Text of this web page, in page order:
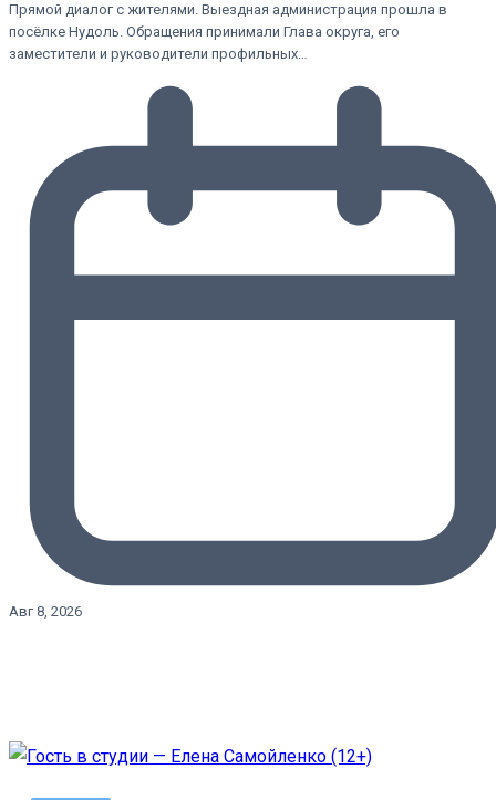
Прямой диалог с жителями. Выездная администрация прошла в
посёлке Нудоль. Обращения принимали Глава округа, его
заместители и руководители профильных…
Авг 8, 2026